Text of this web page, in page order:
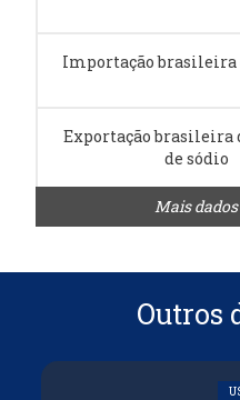
Importação brasileira
Exportação
de sódio
Mais
Outros